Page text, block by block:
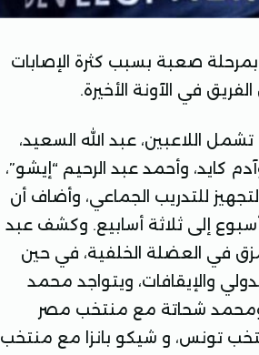
بمرحلة صعبة بسبب كثرة الإصابات
في الآونة الأخيرة.
8 إصابات دفعة واحدة، تشمل اللاعبين، عبد الله السعيد،
كايد، وأحمد عبد الرحيم “إيشو”،
للتدريب الجماعي، وأضاف أن
إلى ثلاثة أسابيع. وكشف عبد
في العضلة الخلفية، في حين
والإيقافات، ويتواجد محمد
ومحمد شحاتة مع منتخب مصر
وسيف الجزيري مع منتخب تونس، و شيكو بانزا مع منتخب